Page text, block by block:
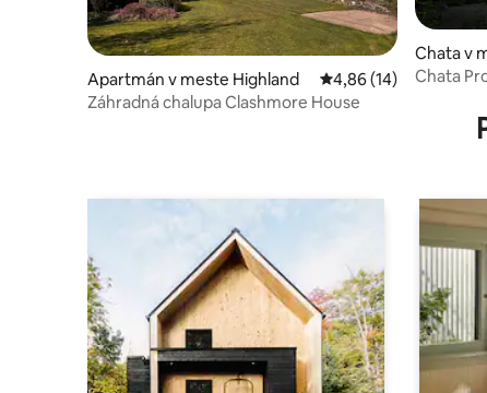
Apartmán v meste Highland Priemerné
4,86 (14)
Záhradná chalupa Clashmore House
Chata v
Chata